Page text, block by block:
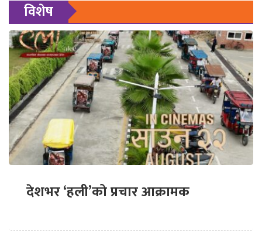
विशेष
देशभर ‘हली’को प्रचार आक्रामक